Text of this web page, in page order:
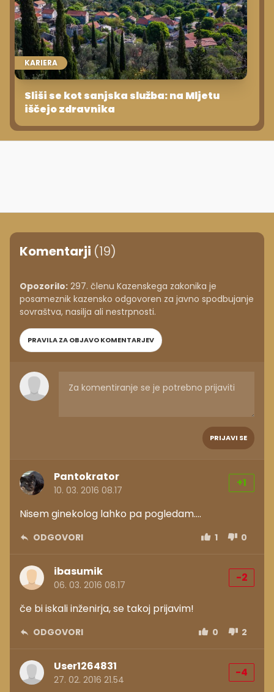
KARIERA
Sliši se kot sanjska služba: na Mljetu
iščejo zdravnika
Komentarji (19)
Opozorilo: 297. členu Kazenskega zakonika je
posameznik kazensko odgovoren za javno spodbujanje
sovraštva, nasilja ali nestrpnosti.
PRAVILA ZA OBJAVO KOMENTARJEV
PRIJAVI SE
Pantokrator
10. 03. 2016 08.17
+1
Nisem ginekolog lahko pa pogledam....
ODGOVORI 1 0
ibasumik
06. 03. 2016 08.17
-2
če bi iskali inženirja, se takoj prijavim!
ODGOVORI 0 2
User1264831
27. 02. 2016 21.54
-4